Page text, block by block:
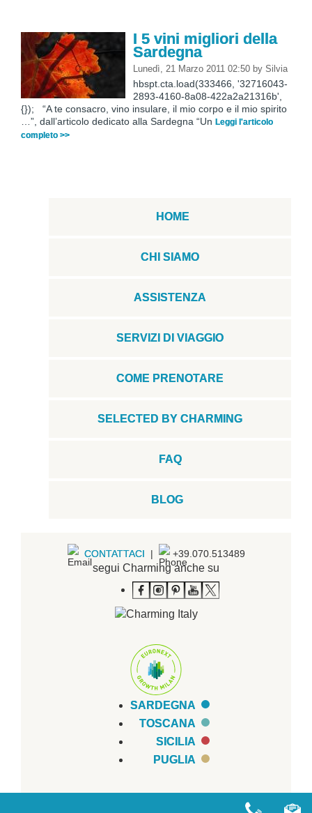
I 5 vini migliori della
Sardegna
Lunedì, 21 Marzo 2011 02:50 by Silvia
hbspt.cta.load(333466, '32716043-
2893-4160-8a08-422a2a21316b',
{}); “A te consacro, vino insulare, il mio corpo e il mio spirito
…”, dall’articolo dedicato alla Sardegna “Un Leggi l'articolo
completo >>
HOME
CHI SIAMO
ASSISTENZA
SERVIZI DI VIAGGIO
COME PRENOTARE
SELECTED BY CHARMING
FAQ
BLOG
CONTATTACI | +39.070.513489
segui Charming anche su
SARDEGNA
TOSCANA
SICILIA
PUGLIA